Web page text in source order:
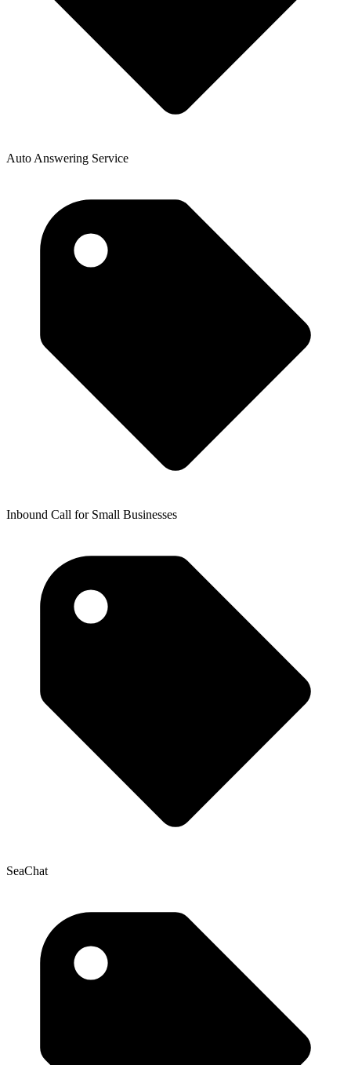
Auto Answering Service
Inbound Call for Small Businesses
SeaChat